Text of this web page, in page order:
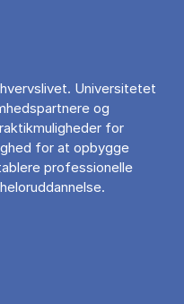
Universitetet
og
for
for at opbygge
professionelle